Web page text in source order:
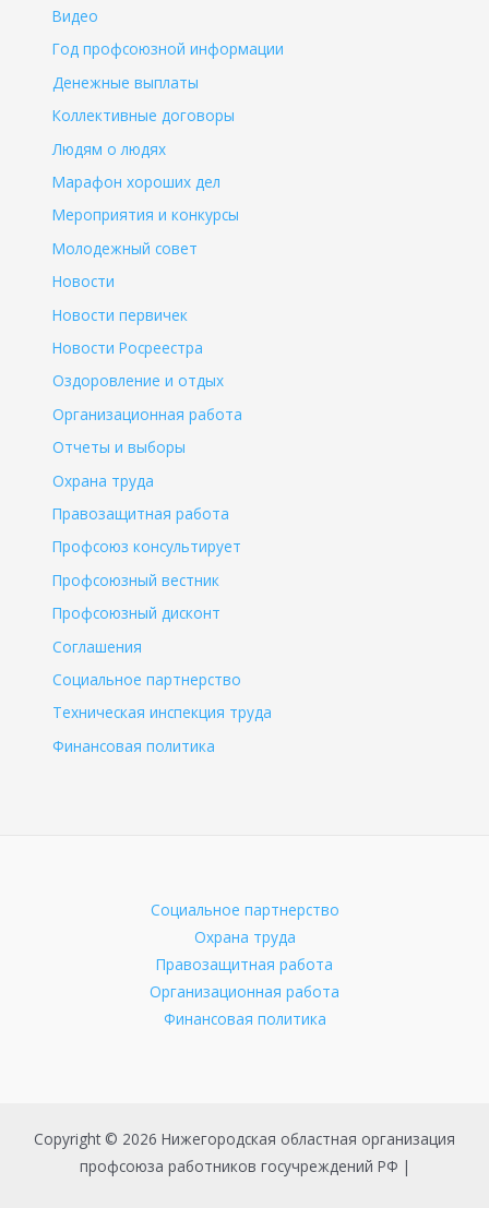
Видео
Год профсоюзной информации
Денежные выплаты
Коллективные договоры
Людям о людях
Марафон хороших дел
Мероприятия и конкурсы
Молодежный совет
Новости
Новости первичек
Новости Росреестра
Оздоровление и отдых
Организационная работа
Отчеты и выборы
Охрана труда
Правозащитная работа
Профсоюз консультирует
Профсоюзный вестник
Профсоюзный дисконт
Соглашения
Социальное партнерство
Техническая инспекция труда
Финансовая политика
Социальное партнерство
Охрана труда
Правозащитная работа
Организационная работа
Финансовая политика
Copyright © 2026 Нижегородская областная организация
профсоюза работников госучреждений РФ |